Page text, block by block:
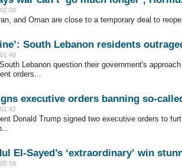
and Oman are close to a temporary deal to
South Lebanon residents
Lebanon question their government's
orders...
executive orders banning so-
Donald Trump signed two executive orders to
El-Sayed’s ‘extraordinary’ win